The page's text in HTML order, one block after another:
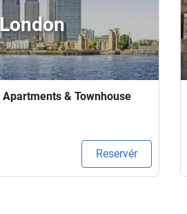
London
& Townhouse
Reservér